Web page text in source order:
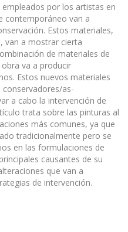
por los artistas en
contemporáneo van a
Estos materiales,
van a mostrar cierta
de materiales de
va a producir
Estos nuevos materiales
as-
a cabo la intervención de
trata sobre las pinturas al
más comunes, ya que
tradicionalmente pero se
en las formulaciones de
causantes de su
que van a
de intervención.